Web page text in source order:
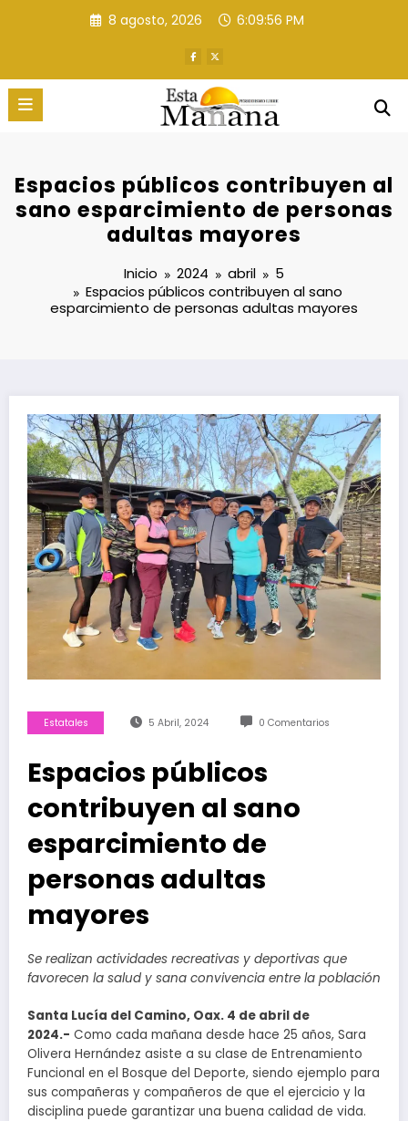
8 agosto, 2026 6:09:57 PM
Espacios públicos contribuyen al
sano esparcimiento de personas
adultas mayores
Inicio 2024 abril
5
Espacios públicos contribuyen al sano
esparcimiento de personas adultas mayores
Estatales 5 Abril, 2024 0 Comentarios
Espacios públicos
contribuyen al sano
esparcimiento de
personas adultas
mayores
Se realizan actividades recreativas y deportivas que
favorecen la salud y sana convivencia entre la población
Santa Lucía del Camino, Oax. 4 de abril de
2024.- Como cada mañana desde hace 25 años, Sara
Olivera Hernández asiste a su clase de Entrenamiento
Funcional en el Bosque del Deporte, siendo ejemplo para
sus compañeras y compañeros de que el ejercicio y la
disciplina puede garantizar una buena calidad de vida.